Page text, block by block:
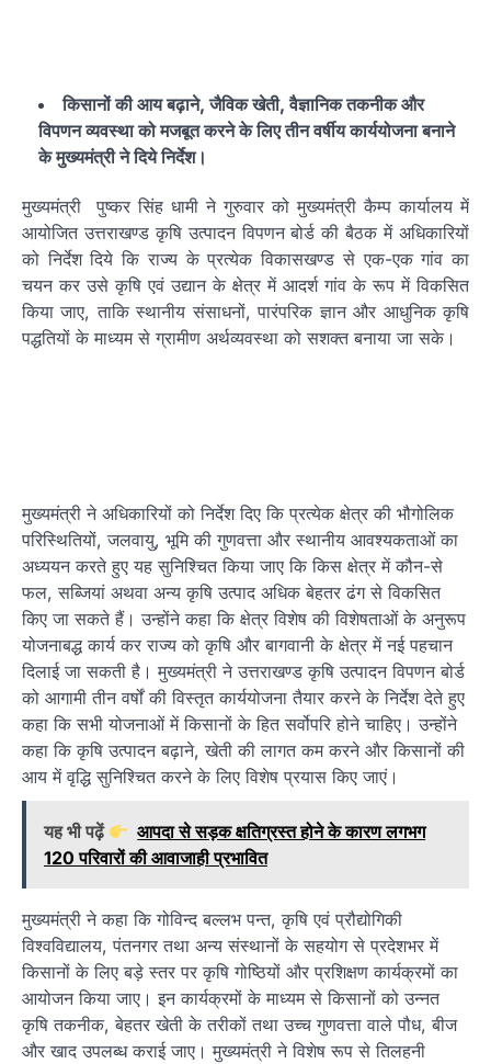
किसानों की आय बढ़ाने, जैविक खेती, वैज्ञानिक तकनीक और
विपणन व्यवस्था को मजबूत करने के लिए तीन वर्षीय कार्ययोजना बनाने
के मुख्यमंत्री ने दिये निर्देश।
मुख्यमंत्री पुष्कर सिंह धामी ने गुरुवार को मुख्यमंत्री कैम्प कार्यालय में
आयोजित उत्तराखण्ड कृषि उत्पादन विपणन बोर्ड की बैठक में अधिकारियों
को निर्देश दिये कि राज्य के प्रत्येक विकासखण्ड से एक-एक गांव का
चयन कर उसे कृषि एवं उद्यान के क्षेत्र में आदर्श गांव के रूप में विकसित
किया जाए, ताकि स्थानीय संसाधनों, पारंपरिक ज्ञान और आधुनिक कृषि
पद्धतियों के माध्यम से ग्रामीण अर्थव्यवस्था को सशक्त बनाया जा सके।
मुख्यमंत्री ने अधिकारियों को निर्देश दिए कि प्रत्येक क्षेत्र की भौगोलिक
परिस्थितियों, जलवायु, भूमि की गुणवत्ता और स्थानीय आवश्यकताओं का
अध्ययन करते हुए यह सुनिश्चित किया जाए कि किस क्षेत्र में कौन-से
फल, सब्जियां अथवा अन्य कृषि उत्पाद अधिक बेहतर ढंग से विकसित
किए जा सकते हैं। उन्होंने कहा कि क्षेत्र विशेष की विशेषताओं के अनुरूप
योजनाबद्ध कार्य कर राज्य को कृषि और बागवानी के क्षेत्र में नई पहचान
दिलाई जा सकती है। मुख्यमंत्री ने उत्तराखण्ड कृषि उत्पादन विपणन बोर्ड
को आगामी तीन वर्षों की विस्तृत कार्ययोजना तैयार करने के निर्देश देते हुए
कहा कि सभी योजनाओं में किसानों के हित सर्वोपरि होने चाहिए। उन्होंने
कहा कि कृषि उत्पादन बढ़ाने, खेती की लागत कम करने और किसानों की
आय में वृद्धि सुनिश्चित करने के लिए विशेष प्रयास किए जाएं।
यह भी पढ़ें
आपदा से सड़क क्षतिग्रस्त होने के कारण लगभग
120 परिवारों की आवाजाही प्रभावित
मुख्यमंत्री ने कहा कि गोविन्द बल्लभ पन्त, कृषि एवं प्रौद्योगिकी
विश्वविद्यालय, पंतनगर तथा अन्य संस्थानों के सहयोग से प्रदेशभर में
किसानों के लिए बड़े स्तर पर कृषि गोष्ठियों और प्रशिक्षण कार्यक्रमों का
आयोजन किया जाए। इन कार्यक्रमों के माध्यम से किसानों को उन्नत
कृषि तकनीक, बेहतर खेती के तरीकों तथा उच्च गुणवत्ता वाले पौध, बीज
और खाद उपलब्ध कराई जाए। मुख्यमंत्री ने विशेष रूप से तिलहनी